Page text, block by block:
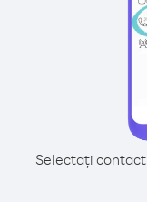
Selectați